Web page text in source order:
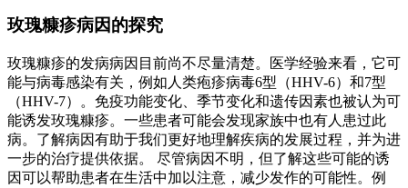
玫瑰糠疹病因的探究
玫瑰糠疹的发病病因目前尚不尽量清楚。医学经验来看，它可
能与病毒感染有关，例如人类疱疹病毒6型（HHV-6）和7型
（HHV-7）。免疫功能变化、季节变化和遗传因素也被认为可
能诱发玫瑰糠疹。一些患者可能会发现家族中也有人患过此
病。了解病因有助于我们更好地理解疾病的发展过程，并为进
一步的治疗提供依据。 尽管病因不明，但了解这些可能的诱
因可以帮助患者在生活中加以注意，减少发作的可能性。例